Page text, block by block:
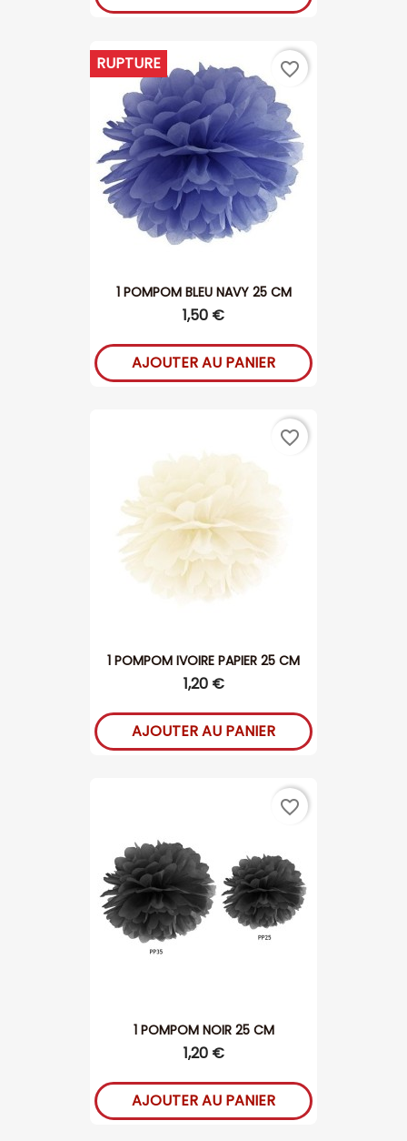
1 POMPOM BLEU NAVY 25 CM
1,50 €
RUPTURE
AJOUTER AU PANIER
favorite_border
1 POMPOM IVOIRE PAPIER 25 CM
1,20 €
AJOUTER AU PANIER
favorite_border
1 POMPOM NOIR 25 CM
1,20 €
AJOUTER AU PANIER
favorite_border